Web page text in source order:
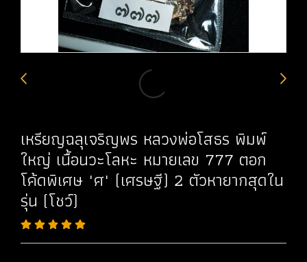
เหรียญฉลุเจริญพร หลวงพ่อโสธร พิมพ์
ใหญ่ เนื้อนวะโลหะ หมายเลข 777 ตอก
โค้ดพิเศษ "ศ" (เศรษฐี) 2 ตัวหายากสุดใน
รุ่น (โชว์)